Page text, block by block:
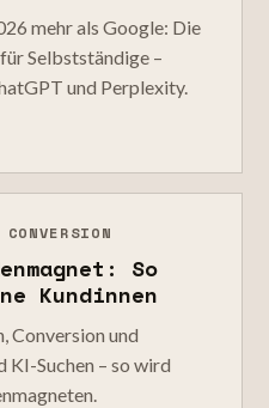
mehr als Google: Die
Selbstständige –
und Perplexity.
So
Kundinnen
Conversion und
KI-Suchen – so wird